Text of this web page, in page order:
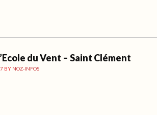
du Vent – Saint Clément
BY NOZ-INFOS